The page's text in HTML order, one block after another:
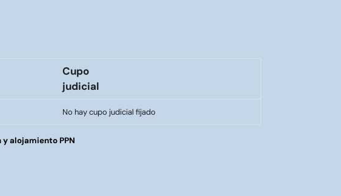
Cupo
judicial
No hay cupo judicial fijado
alojamiento PPN